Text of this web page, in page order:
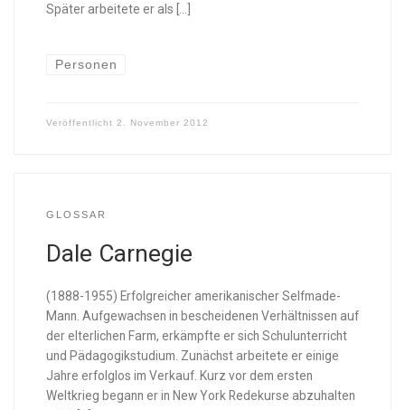
Später arbeitete er als […]
Personen
Veröffentlicht 2. November 2012
GLOSSAR
Dale Carnegie
(1888-1955) Erfolgreicher amerikanischer Selfmade-
Mann. Aufgewachsen in bescheidenen Verhältnissen auf
der elterlichen Farm, erkämpfte er sich Schulunterricht
und Pädagogikstudium. Zunächst arbeitete er einige
Jahre erfolglos im Verkauf. Kurz vor dem ersten
Weltkrieg begann er in New York Redekurse abzuhalten